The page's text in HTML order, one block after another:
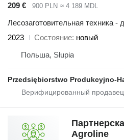
209 €
900 PLN ≈ 4 189 MDL
Лесозаготовительная техника -
2023
Состояние новый
Польша, Słupia
Agroline